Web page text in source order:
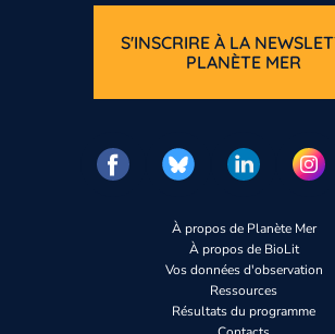
À propos de Planète Mer
À propos de BioLit
Vos données d'observation
Ressources
Résultats du programme
S'INSCRIRE À LA
PLANÈTE MER